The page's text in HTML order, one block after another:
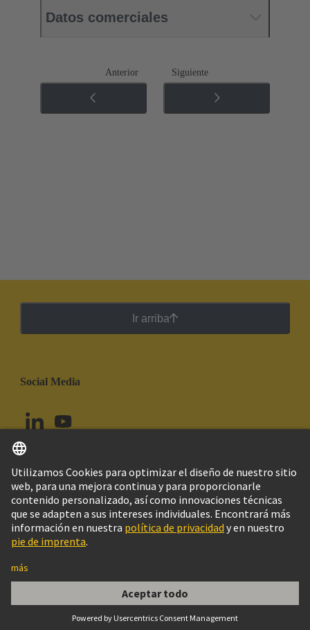
Han E AV 06 Pos. F Insert Term. Block Le
Datos comerciales
Anterior Siguiente
Ir arriba
Social Media
Chile Español
© Grupo Tecnológico HARTING
Imprint
Aviso Legal WebInformación al cliente